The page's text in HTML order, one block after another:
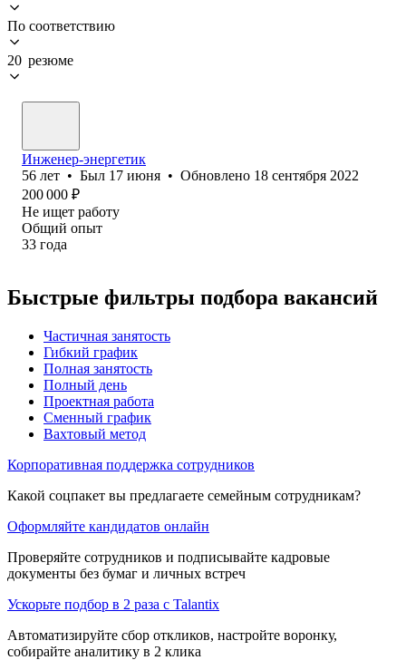
По соответствию
20 резюме
Инженер-энергетик
56 лет • Был 17 июня • Обновлено 18 сентября 2022
200 000 ₽
Не ищет работу
Общий опыт
33 года
Быстрые фильтры подбора вакансий
Частичная занятость
Гибкий график
Полная занятость
Полный день
Проектная работа
Сменный график
Вахтовый метод
Корпоративная поддержка сотрудников
Какой соцпакет вы предлагаете семейным сотрудникам?
Оформляйте кандидатов онлайн
Проверяйте сотрудников и подписывайте кадровые
документы без бумаг и личных встреч
Ускорьте подбор в 2 раза с Talantix
Автоматизируйте сбор откликов, настройте воронку,
собирайте аналитику в 2 клика